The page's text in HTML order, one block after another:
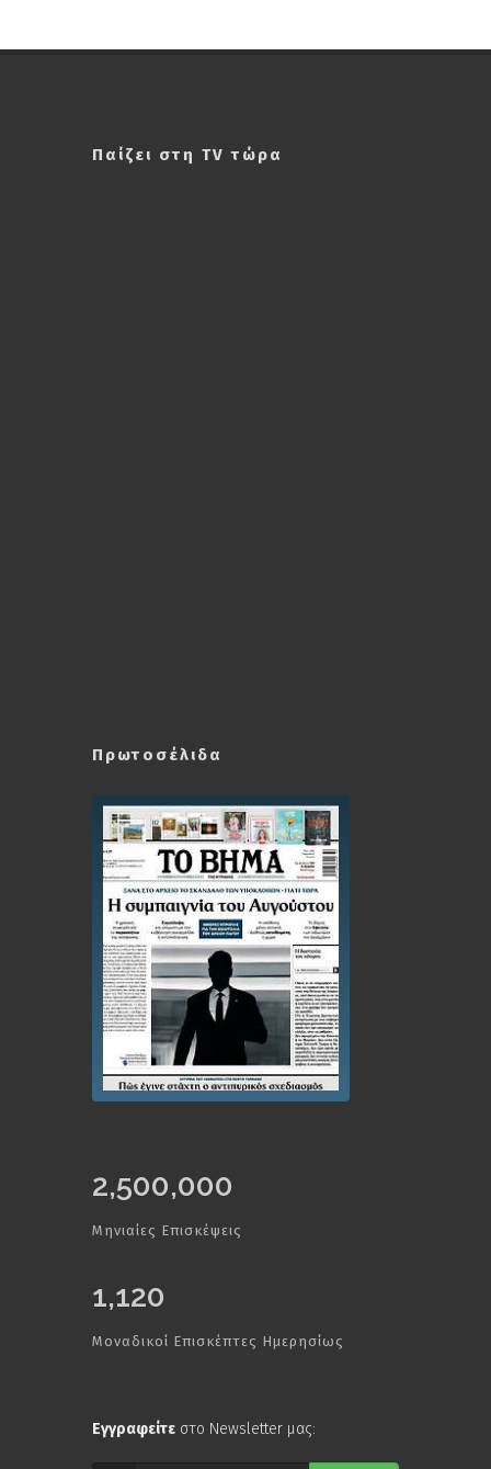
Παίζει στη TV τώρα
Πρωτοσέλιδα
2,500,000
Μηνιαίες Επισκέψεις
1,120
Μοναδικοί Επισκέπτες Ημερησίως
Εγγραφείτε στο Newsletter μας: